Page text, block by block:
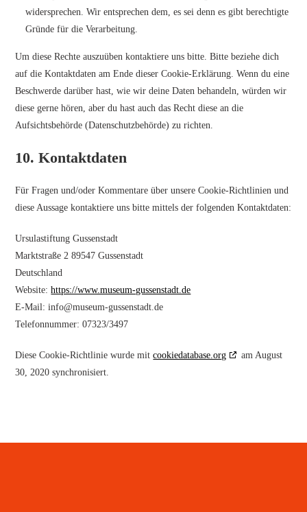
widersprechen. Wir entsprechen dem, es sei denn es gibt berechtigte
Gründe für die Verarbeitung.
Um diese Rechte auszuüben kontaktiere uns bitte. Bitte beziehe dich
auf die Kontaktdaten am Ende dieser Cookie-Erklärung. Wenn du eine
Beschwerde darüber hast, wie wir deine Daten behandeln, würden wir
diese gerne hören, aber du hast auch das Recht diese an die
Aufsichtsbehörde (Datenschutzbehörde) zu richten.
10. Kontaktdaten
Für Fragen und/oder Kommentare über unsere Cookie-Richtlinien und
diese Aussage kontaktiere uns bitte mittels der folgenden Kontaktdaten:
Ursulastiftung Gussenstadt
Marktstraße 2 89547 Gussenstadt
Deutschland
Website:https://www.museum-gussenstadt.de
E-Mail:info@museum-gussenstadt.de
Telefonnummer: 07323/3497
Diese Cookie-Richtlinie wurde mitcookiedatabase.org
am August
30, 2020 synchronisiert.